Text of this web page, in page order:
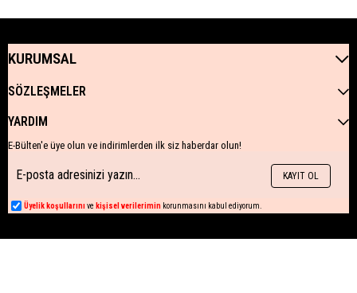
KURUMSAL
SÖZLEŞMELER
YARDIM
E-Bülten'e üye olun ve indirimlerden ilk siz haberdar olun!
KAYIT OL
Üyelik koşullarını ve kişisel verilerimin korunmasını kabul ediyorum.